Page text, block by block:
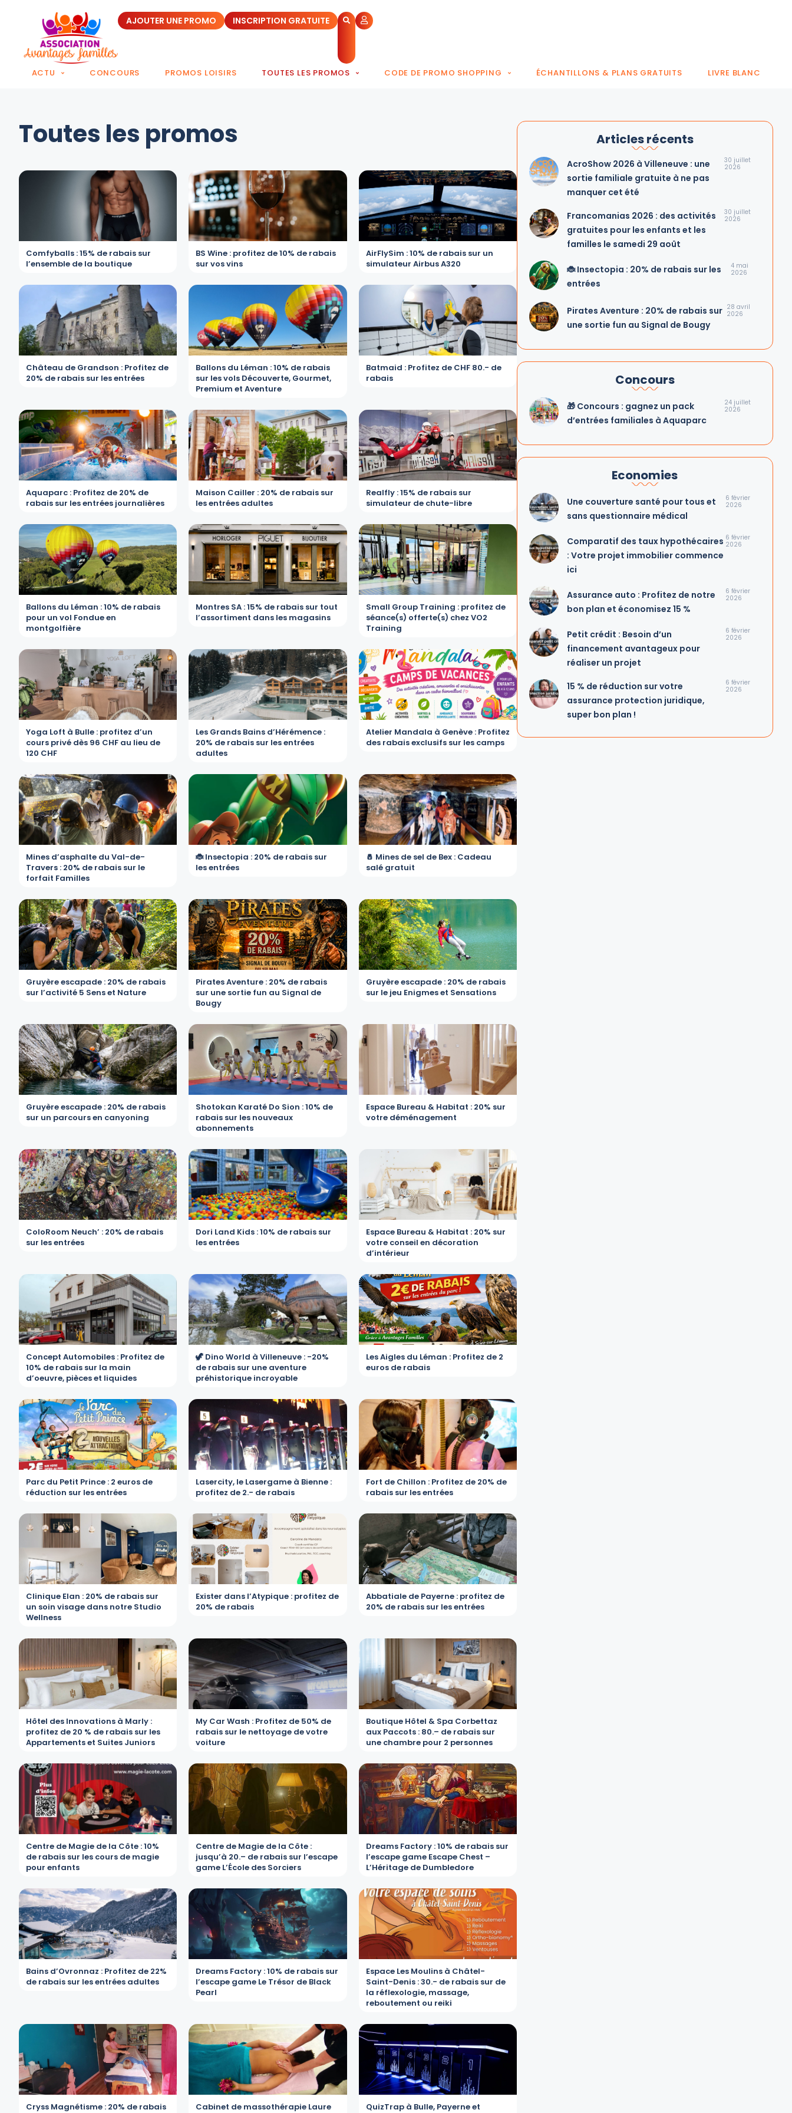
AJOUTER UNE PROMO INSCRIPTION GRATUITE
ACTU CONCOURS PROMOS LOISIRS TOUTES LES PROMOS CODE DE PROMO SHOPPING ÉCHANTILLONS & PLANS GRATUITS LIVRE BLANC
Toutes les promos
Comfyballs : 15% de rabais sur
l’ensemble de la boutique
BS Wine : profitez de 10% de rabais
sur vos vins
AirFlySim : 10% de rabais sur un
simulateur Airbus A320
Château de Grandson : Profitez de
20% de rabais sur les entrées
Ballons du Léman : 10% de rabais
sur les vols Découverte, Gourmet,
Premium et Aventure
Batmaid : Profitez de CHF 80.- de
rabais
Aquaparc : Profitez de 20% de
rabais sur les entrées journalières
Maison Cailler : 20% de rabais sur
les entrées adultes
Realfly : 15% de rabais sur
simulateur de chute-libre
Ballons du Léman : 10% de rabais
pour un vol Fondue en
montgolfière
Montres SA : 15% de rabais sur tout
l’assortiment dans les magasins
Small Group Training : profitez de
séance(s) offerte(s) chez VO2
Training
Yoga Loft à Bulle : profitez d’un
cours privé dès 96 CHF au lieu de
120 CHF
Les Grands Bains d’Hérémence :
20% de rabais sur les entrées
adultes
Atelier Mandala à Genève : Profitez
des rabais exclusifs sur les camps
Mines d’asphalte du Val-de-
Travers : 20% de rabais sur le
forfait Familles
🐞 Insectopia : 20% de rabais sur
les entrées
🧂 Mines de sel de Bex : Cadeau
salé gratuit
Gruyère escapade : 20% de rabais
sur l’activité 5 Sens et Nature
Pirates Aventure : 20% de rabais
sur une sortie fun au Signal de
Bougy
Gruyère escapade : 20% de rabais
sur le jeu Enigmes et Sensations
Gruyère escapade : 20% de rabais
sur un parcours en canyoning
Shotokan Karaté Do Sion : 10% de
rabais sur les nouveaux
abonnements
Espace Bureau & Habitat : 20% sur
votre déménagement
ColoRoom Neuch’ : 20% de rabais
sur les entrées
Dori Land Kids : 10% de rabais sur
les entrées
Espace Bureau & Habitat : 20% sur
votre conseil en décoration
d’intérieur
Concept Automobiles : Profitez de
10% de rabais sur la main
d’oeuvre, pièces et liquides
🦖 Dino World à Villeneuve : -20%
de rabais sur une aventure
préhistorique incroyable
Les Aigles du Léman : Profitez de 2
euros de rabais
Parc du Petit Prince : 2 euros de
réduction sur les entrées
Lasercity, le Lasergame à Bienne :
profitez de 2.- de rabais
Fort de Chillon : Profitez de 20% de
rabais sur les entrées
Clinique Elan : 20% de rabais sur
un soin visage dans notre Studio
Wellness
Exister dans l’Atypique : profitez de
20% de rabais
Abbatiale de Payerne : profitez de
20% de rabais sur les entrées
Hôtel des Innovations à Marly :
profitez de 20 % de rabais sur les
Appartements et Suites Juniors
My Car Wash : Profitez de 50% de
rabais sur le nettoyage de votre
voiture
Boutique Hôtel & Spa Corbettaz
aux Paccots : 80.– de rabais sur
une chambre pour 2 personnes
Centre de Magie de la Côte : 10%
de rabais sur les cours de magie
pour enfants
Centre de Magie de la Côte :
jusqu’à 20.– de rabais sur l’escape
game L’École des Sorciers
Dreams Factory : 10% de rabais sur
l’escape game Escape Chest –
L’Héritage de Dumbledore
Bains d’Ovronnaz : Profitez de 22%
de rabais sur les entrées adultes
Dreams Factory : 10% de rabais sur
l’escape game Le Trésor de Black
Pearl
Espace Les Moulins à Châtel-
Saint-Denis : 30.- de rabais sur de
la réflexologie, massage,
reboutement ou reiki
Cryss Magnétisme : 20% de rabais
Cabinet de massothérapie Laure
QuizTrap à Bulle, Payerne et
Articles récents
AcroShow 2026 à Villeneuve : une
sortie familiale gratuite à ne pas
manquer cet été
30 juillet
2026
Francomanias 2026 : des activités
gratuites pour les enfants et les
familles le samedi 29 août
30 juillet
2026
🐞 Insectopia : 20% de rabais sur les
entrées
4 mai
2026
Pirates Aventure : 20% de rabais sur
une sortie fun au Signal de Bougy
28 avril
2026
Concours
🎁 Concours : gagnez un pack
d’entrées familiales à Aquaparc
24 juillet
2026
Economies
Une couverture santé pour tous et
sans questionnaire médical
6 février
2026
Comparatif des taux hypothécaires
: Votre projet immobilier commence
ici
6 février
2026
Assurance auto : Profitez de notre
bon plan et économisez 15 %
6 février
2026
Petit crédit : Besoin d’un
financement avantageux pour
réaliser un projet
6 février
2026
15 % de réduction sur votre
assurance protection juridique,
super bon plan !
6 février
2026